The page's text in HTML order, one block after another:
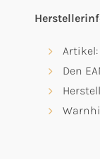
Artikel:
Den